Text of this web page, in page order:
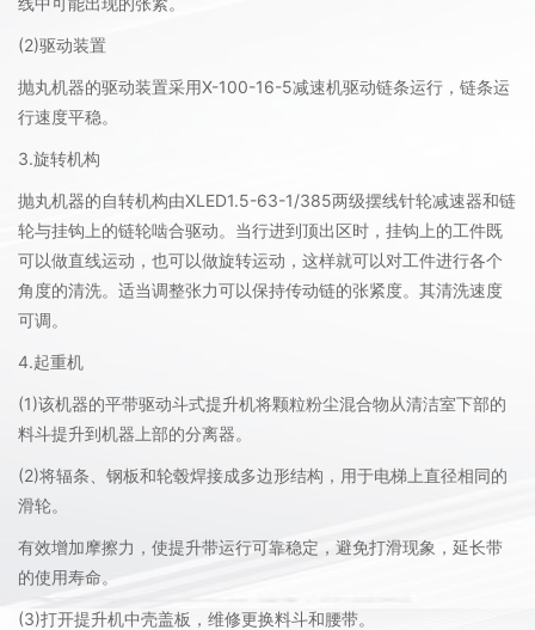
(2)驱动装置
抛丸机器的驱动装置采用X-100-16-5减速机驱动链条运行，链条运
行速度平稳。
3.旋转机构
抛丸机器的自转机构由XLED1.5-63-1/385两级摆线针轮减速器和链
轮与挂钩上的链轮啮合驱动。当行进到顶出区时，挂钩上的工件既
可以做直线运动，也可以做旋转运动，这样就可以对工件进行各个
角度的清洗。适当调整张力可以保持传动链的张紧度。其清洗速度
可调。
4.起重机
(1)该机器的平带驱动斗式提升机将颗粒粉尘混合物从清洁室下部的
料斗提升到机器上部的分离器。
(2)将辐条、钢板和轮毂焊接成多边形结构，用于电梯上直径相同的
滑轮。
有效增加摩擦力，使提升带运行可靠稳定，避免打滑现象，延长带
的使用寿命。
(3)打开提升机中壳盖板，维修更换料斗和腰带。